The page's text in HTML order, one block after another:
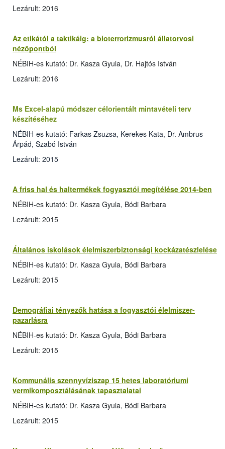
Lezárult: 2016
Az etikától a taktikáig: a bioterrorizmusról állatorvosi
nézőpontból
NÉBIH-es kutató: Dr. Kasza Gyula, Dr. Hajtós István
Lezárult: 2016
Ms Excel-alapú módszer célorientált mintavételi terv
készítéséhez
NÉBIH-es kutató: Farkas Zsuzsa, Kerekes Kata, Dr. Ambrus
Árpád, Szabó István
Lezárult: 2015
A friss hal és haltermékek fogyasztói megítélése 2014-ben
NÉBIH-es kutató: Dr. Kasza Gyula, Bódi Barbara
Lezárult: 2015
Általános iskolások élelmiszerbiztonsági kockázatészlelése
NÉBIH-es kutató: Dr. Kasza Gyula, Bódi Barbara
Lezárult: 2015
Demográfiai tényezők hatása a fogyasztói élelmiszer-
pazarlásra
NÉBIH-es kutató: Dr. Kasza Gyula, Bódi Barbara
Lezárult: 2015
Kommunális szennyvíziszap 15 hetes laboratóriumi
vermikomposztálásának tapasztalatai
NÉBIH-es kutató: Dr. Kasza Gyula, Bódi Barbara
Lezárult: 2015